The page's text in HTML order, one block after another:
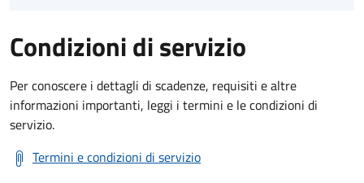
Condizioni di servizio
Per conoscere i dettagli di scadenze, requisiti e altre
informazioni importanti, leggi i termini e le condizioni di
servizio.
Termini e condizioni di servizio